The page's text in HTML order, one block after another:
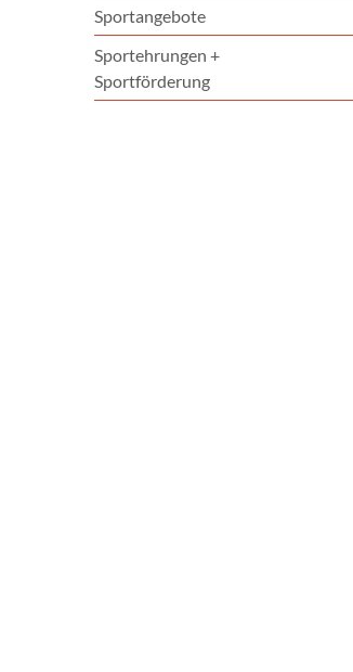
Sportangebote
Sportehrungen +
Sportförderung